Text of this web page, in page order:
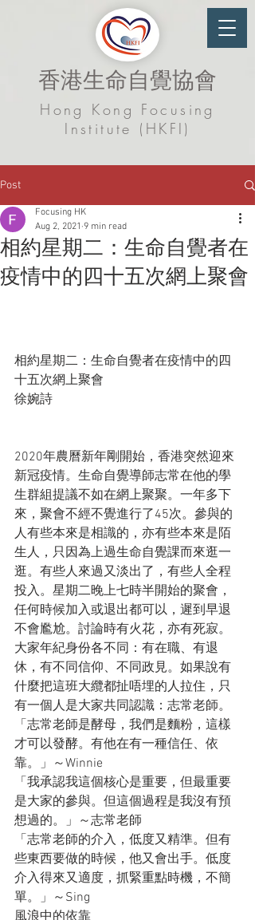
香港生命自覺協會
Hong Kong Focusing
Institute (HKFI)
Post
相約星期二：生命自覺者在
疫情中的四十五次網上聚會
Focusing HK
Aug 2, 2021 9 min read
相約星期二：生命自覺者在疫情中的四
十五次網上聚會
徐婉詩
2020年農曆新年剛開始，香港突然迎來
新冠疫情。生命自覺導師志常在他的學
生群組提議不如在網上聚聚。一年多下
來，聚會不經不覺進行了45次。參與的
人有些本來是相識的，亦有些本來是陌
生人，只因為上過生命自覺課而來逛一
逛。有些人來過又淡出了，有些人全程
投入。星期二晚上七時半開始的聚會，
任何時候加入或退出都可以，遲到早退
不會尷尬。討論時有火花，亦有死寂。
大家年紀身份各不同：有在職、有退
休，有不同信仰、不同政見。如果說有
什麼把這班大纜都扯唔埋的人拉住，只
有一個人是大家共同認識：志常老師。
「志常老師是酵母，我們是麵粉，這樣
才可以發酵。有他在有一種信任、依
靠。」～Winnie
「我承認我這個核心是重要，但最重要
是大家的參與。但這個過程是我沒有預
想過的。」～志常老師
「志常老師的介入，低度又精準。但有
些東西要做的時候，他又會出手。低度
介入得來又適度，抓緊重點時機，不簡
單。」～Sing
風浪中的依靠